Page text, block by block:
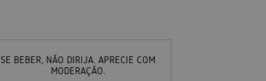
SE BEBER, NÃO DIRIJA. APRECIE COM
MODERAÇÃO.